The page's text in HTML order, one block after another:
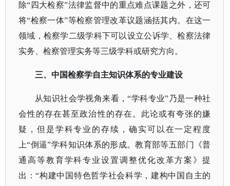
除“四大检察”法律监督中的重点难点课题之外，还可
将“检察一体”等检察管理改革议题涵括其内。在这一
领域，检察学二级学科下可以设立公诉学、检察法律
实务、检察管理实务等三级学科或研究方向。
三、中国检察学自主知识体系的专业建设
从知识社会学视角来看，“学科专业”乃是一种社
会性的存在甚至政治性的存在。此论或有夸张的嫌
疑，但是学科专业的存续，确实可以在一定程度
上“倒逼”学科知识体系的形成。教育部等五部门《普
通高等教育学科专业设置调整优化改革方案》提
出：“构建中国特色哲学社会科学，建构中国自主的